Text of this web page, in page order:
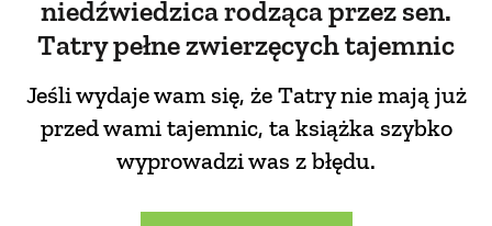
niedźwiedzica rodząca przez sen.
Tatry pełne zwierzęcych tajemnic
Jeśli wydaje wam się, że Tatry nie mają już
przed wami tajemnic, ta książka szybko
wyprowadzi was z błędu.